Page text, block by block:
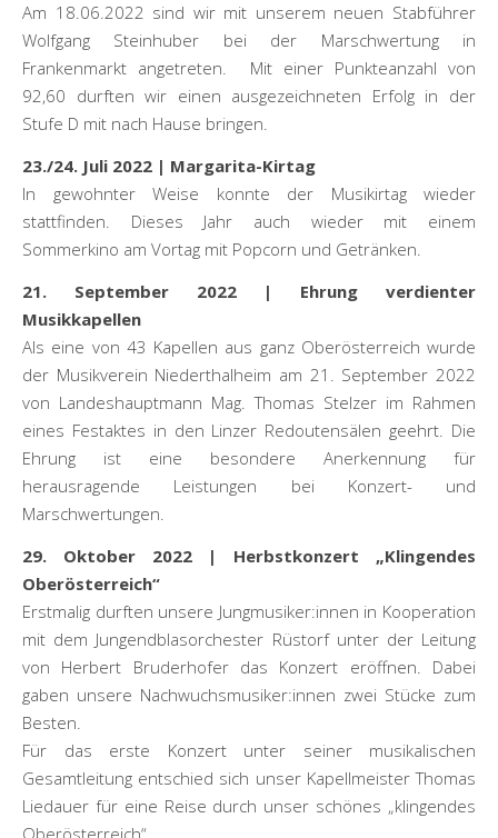
Am 18.06.2022 sind wir mit unserem neuen Stabführer
Wolfgang Steinhuber bei der Marschwertung in
Frankenmarkt angetreten. Mit einer Punkteanzahl von
92,60 durften wir einen ausgezeichneten Erfolg in der
Stufe D mit nach Hause bringen.
23./24. Juli 2022 | Margarita-Kirtag
In gewohnter Weise konnte der Musikirtag wieder
stattfinden. Dieses Jahr auch wieder mit einem
Sommerkino am Vortag mit Popcorn und Getränken.
21. September 2022 | Ehrung verdienter
Musikkapellen
Als eine von 43 Kapellen aus ganz Oberösterreich wurde
der Musikverein Niederthalheim am 21. September 2022
von Landeshauptmann Mag. Thomas Stelzer im Rahmen
eines Festaktes in den Linzer Redoutensälen geehrt. Die
Ehrung ist eine besondere Anerkennung für
herausragende Leistungen bei Konzert- und
Marschwertungen.
29. Oktober 2022 | Herbstkonzert „Klingendes
Oberösterreich“
Erstmalig durften unsere Jungmusiker:innen in Kooperation
mit dem Jungendblasorchester Rüstorf unter der Leitung
von Herbert Bruderhofer das Konzert eröffnen. Dabei
gaben unsere Nachwuchsmusiker:innen zwei Stücke zum
Besten.
Für das erste Konzert unter seiner musikalischen
Gesamtleitung entschied sich unser Kapellmeister Thomas
Liedauer für eine Reise durch unser schönes „klingendes